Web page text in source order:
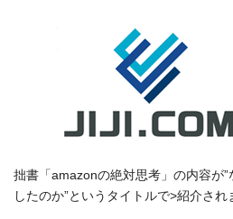
拙書「amazonの絶対思考」の内容が
したのか”というタイトルで>紹介され